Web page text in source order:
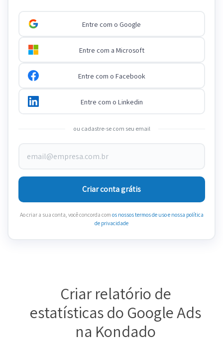
Entre com o Google
Entre com a Microsoft
Entre com o Facebook
Entre com o Linkedin
ou cadastre-se com seu email
Criar conta grátis
Ao criar a sua conta, você concorda com os nossos termos de usoe nossa política
de privacidade
Criar relatório de
estatísticas do Google Ads
na Kondado